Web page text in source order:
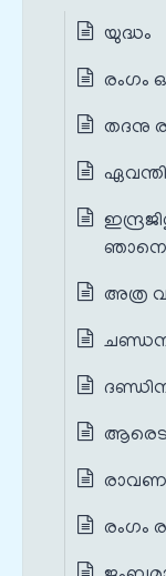
യുദ്ധം
രംഗം
തദനു
അത്ര
രാവണം
രംഗം